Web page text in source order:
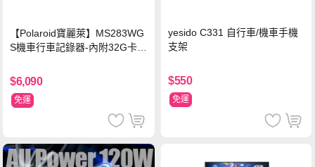
【Polaroid寶麗萊】MS283WG
S機車行車記錄器-內附32G卡
$6,090
免運
yesido C331 自行車/機車手機
支架
$550
免運